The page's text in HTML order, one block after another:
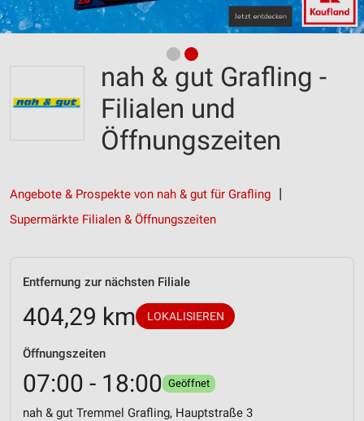
nah & gut Grafling -
Filialen und
Öffnungszeiten
Angebote & Prospekte von nah & gut für Grafling
Supermärkte Filialen & Öffnungszeiten
Entfernung zur nächsten Filiale
404,29 km LOKALISIEREN
Öffnungszeiten
07:00 - 18:00 Geöffnet
nah & gut Tremmel Grafling, Hauptstraße 3